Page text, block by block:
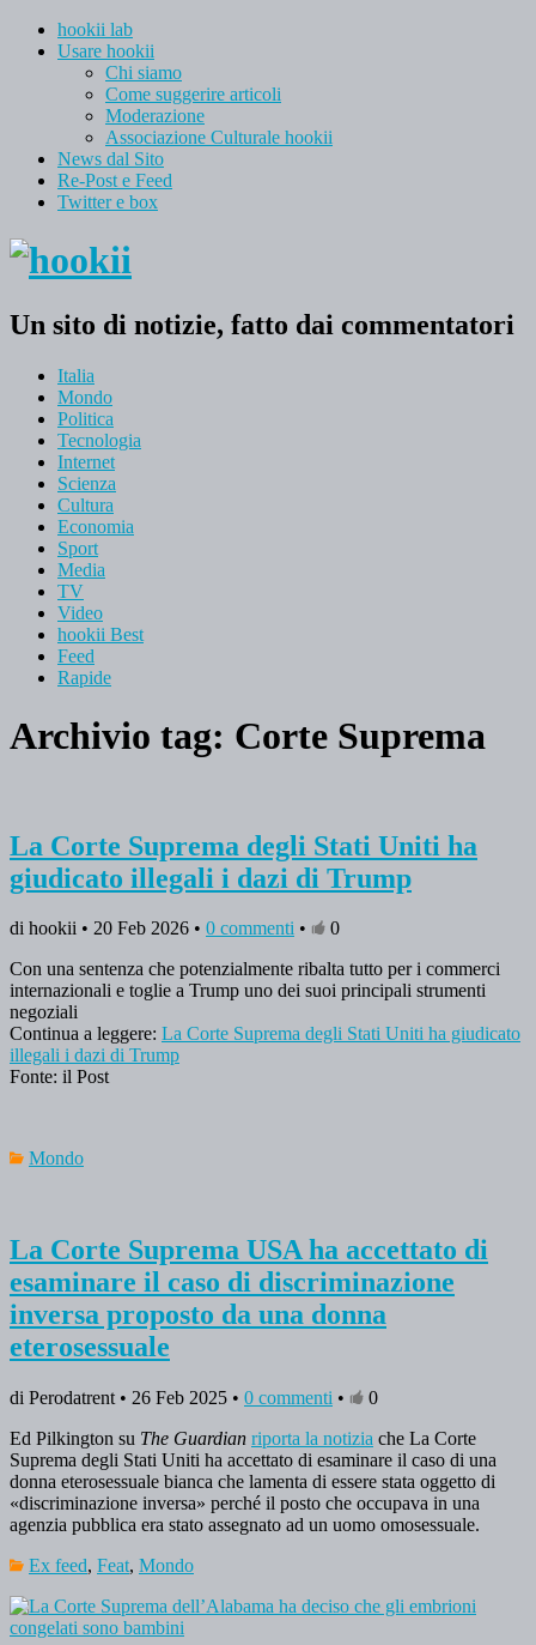
hookii lab
Usare hookii
Chi siamo
Come suggerire articoli
Moderazione
Associazione Culturale hookii
News dal Sito
Re-Post e Feed
Twitter e box
Un sito di notizie, fatto dai commentatori
Italia
Mondo
Politica
Tecnologia
Internet
Scienza
Cultura
Economia
Sport
Media
TV
Video
hookii Best
Feed
Rapide
Archivio tag: Corte Suprema
La Corte Suprema degli Stati Uniti ha
giudicato illegali i dazi di Trump
di hookii • 20 Feb 2026 • 0 commenti •
0
Con una sentenza che potenzialmente ribalta tutto per i commerci
internazionali e toglie a Trump uno dei suoi principali strumenti
negoziali
Continua a leggere: La Corte Suprema degli Stati Uniti ha giudicato
illegali i dazi di Trump
Fonte: il Post
Mondo
La Corte Suprema USA ha accettato di
esaminare il caso di discriminazione
inversa proposto da una donna
eterosessuale
di Perodatrent • 26 Feb 2025 • 0 commenti •
0
Ed Pilkington su The Guardian riporta la notizia che La Corte
Suprema degli Stati Uniti ha accettato di esaminare il caso di una
donna eterosessuale bianca che lamenta di essere stata oggetto di
«discriminazione inversa» perché il posto che occupava in una
agenzia pubblica era stato assegnato ad un uomo omosessuale.
Ex feed, Feat, Mondo